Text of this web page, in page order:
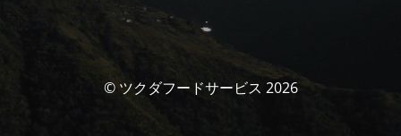
© ツクダフードサービス 2026